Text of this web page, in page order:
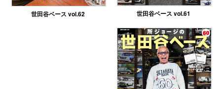
世田谷ベース vol.62 世田谷ベース vol.61